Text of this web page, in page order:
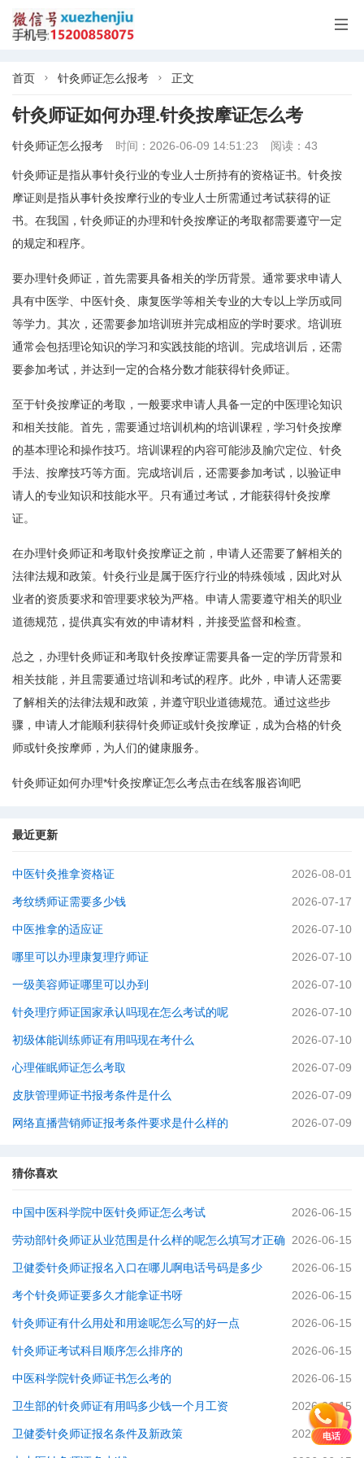

首页  针灸师证怎么报考  正文
针灸师证如何办理.针灸按摩证怎么考
针灸师证怎么报考 时间：2026-06-09 14:51:23 阅读：43
针灸师证是指从事针灸行业的专业人士所持有的资格证书。针灸按
摩证则是指从事针灸按摩行业的专业人士所需通过考试获得的证
书。在我国，针灸师证的办理和针灸按摩证的考取都需要遵守一定
的规定和程序。
要办理针灸师证，首先需要具备相关的学历背景。通常要求申请人
具有中医学、中医针灸、康复医学等相关专业的大专以上学历或同
等学力。其次，还需要参加培训班并完成相应的学时要求。培训班
通常会包括理论知识的学习和实践技能的培训。完成培训后，还需
要参加考试，并达到一定的合格分数才能获得针灸师证。
至于针灸按摩证的考取，一般要求申请人具备一定的中医理论知识
和相关技能。首先，需要通过培训机构的培训课程，学习针灸按摩
的基本理论和操作技巧。培训课程的内容可能涉及腧穴定位、针灸
手法、按摩技巧等方面。完成培训后，还需要参加考试，以验证申
请人的专业知识和技能水平。只有通过考试，才能获得针灸按摩
证。
在办理针灸师证和考取针灸按摩证之前，申请人还需要了解相关的
法律法规和政策。针灸行业是属于医疗行业的特殊领域，因此对从
业者的资质要求和管理要求较为严格。申请人需要遵守相关的职业
道德规范，提供真实有效的申请材料，并接受监督和检查。
总之，办理针灸师证和考取针灸按摩证需要具备一定的学历背景和
相关技能，并且需要通过培训和考试的程序。此外，申请人还需要
了解相关的法律法规和政策，并遵守职业道德规范。通过这些步
骤，申请人才能顺利获得针灸师证或针灸按摩证，成为合格的针灸
师或针灸按摩师，为人们的健康服务。
针灸师证如何办理*针灸按摩证怎么考点击在线客服咨询吧
最近更新
中医针灸推拿资格证 2026-08-01
考纹绣师证需要多少钱 2026-07-17
中医推拿的适应证 2026-07-10
哪里可以办理康复理疗师证 2026-07-10
一级美容师证哪里可以办到 2026-07-10
针灸理疗师证国家承认吗现在怎么考试的呢 2026-07-10
初级体能训练师证有用吗现在考什么 2026-07-10
心理催眠师证怎么考取 2026-07-09
皮肤管理师证书报考条件是什么 2026-07-09
网络直播营销师证报考条件要求是什么样的 2026-07-09
猜你喜欢
中国中医科学院中医针灸师证怎么考试 2026-06-15
劳动部针灸师证从业范围是什么样的呢怎么填写才正确 2026-06-15
卫健委针灸师证报名入口在哪儿啊电话号码是多少 2026-06-15
考个针灸师证要多久才能拿证书呀 2026-06-15
针灸师证有什么用处和用途呢怎么写的好一点 2026-06-15
针灸师证考试科目顺序怎么排序的 2026-06-15
中医科学院针灸师证书怎么考的 2026-06-15
卫生部的针灸师证有用吗多少钱一个月工资 2026-06-15
卫健委针灸师证报名条件及新政策 2026-06-15
电话